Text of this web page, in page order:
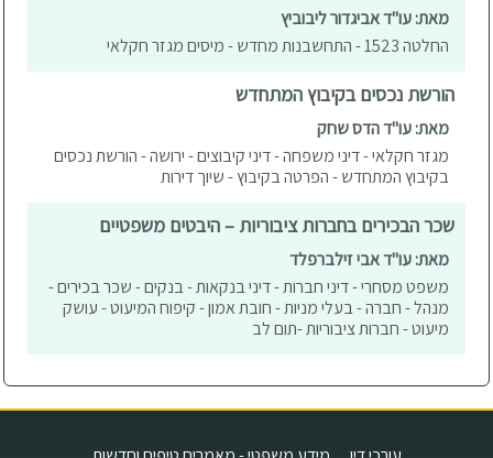
מאת: עו"ד אביגדור ליבוביץ
החלטה 1523 - התחשבנות מחדש - מיסים מגזר חקלאי
הורשת נכסים בקיבוץ המתחדש
מאת: עו"ד הדס שחק
מגזר חקלאי - דיני משפחה - דיני קיבוצים - ירושה - הורשת נכסים
בקיבוץ המתחדש - הפרטה בקיבוץ - שיוך דירות
שכר הבכירים בחברות ציבוריות – היבטים משפטיים
מאת: עו"ד אבי זילברפלד
משפט מסחרי - דיני חברות - דיני בנקאות - בנקים - שכר בכירים -
מנהל - חברה - בעלי מניות - חובת אמון - קיפוח המיעוט - עושק
מיעוט - חברות ציבוריות -תום לב